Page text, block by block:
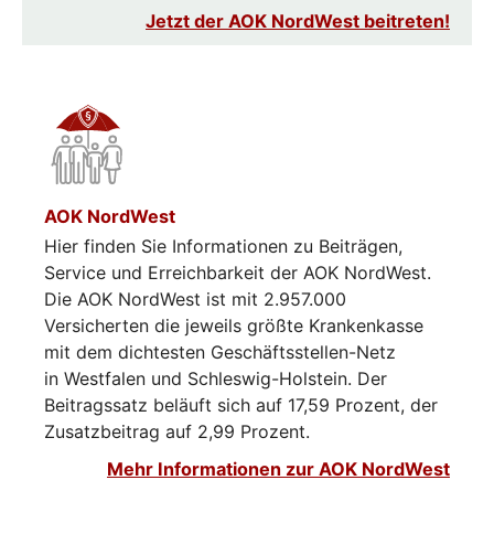
Jetzt der AOK NordWest beitreten!
AOK NordWest
Hier finden Sie Informationen zu Beiträgen,
Service und Erreichbarkeit der AOK NordWest.
Die AOK NordWest ist mit 2.957.000
Versicherten die jeweils größte Krankenkasse
mit dem dichtesten Geschäftsstellen-Netz
in Westfalen und Schleswig-Holstein. Der
Beitragssatz beläuft sich auf 17,59 Prozent, der
Zusatzbeitrag auf 2,99 Prozent.
Mehr Informationen zur AOK NordWest